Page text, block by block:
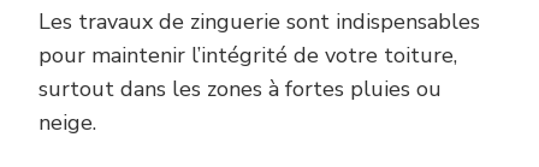
Les travaux de zinguerie sont indispensables
pour maintenir l’intégrité de votre toiture,
surtout dans les zones à fortes pluies ou
neige.